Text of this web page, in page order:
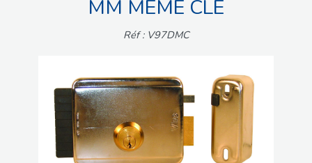
MM MEME CLE
Réf : V97DMC